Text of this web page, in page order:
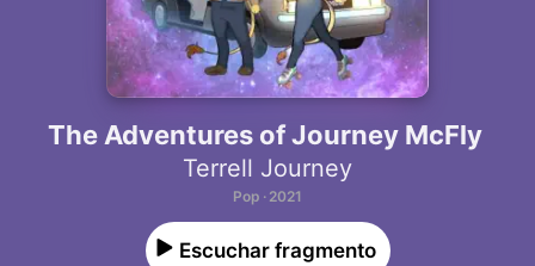
The Adventures of Journey McFly
Terrell Journey
Pop · 2021
Escuchar fragmento